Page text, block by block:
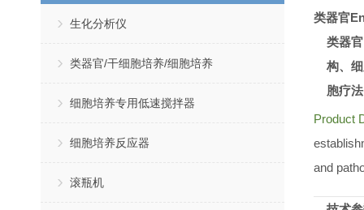
生化分析仪
类器官/干细胞培养/细胞培养
细胞培养专用低速搅拌器
细胞培养反应器
滚瓶机
类器官
类器
构、
胞疗
Product
and